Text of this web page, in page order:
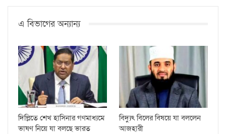
এ বিভাগের অন্যান্য
দিল্লিতে শেখ হাসিনার গণমাধ্যমে
ভাষণ নিয়ে যা বলছে ভারত
বিদ্যুৎ বিলের বিষয়ে যা বললেন
আজহারী